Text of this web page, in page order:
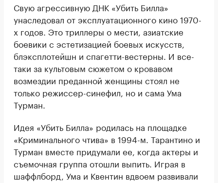
Свую агрессивную ДНК «Убить Билла»
унаследовал от эксплуатационного кино 1970-
х годов. Это триллеры о мести, азиатские
боевики с эстетизацией боевых искусств,
блэксплотейшн и спагетти-вестерны. И все-
таки за культовым сюжетом о кровавом
возмездии преданной женщины стоял не
только режиссер-синефил, но и сама Ума
Турман.
Идея «Убить Билла» родилась на площадке
«Криминального чтива» в 1994-м. Тарантино и
Турман вместе придумали ее, когда актеры и
съемочная группа отошли выпить. Играя в
шаффлборд, Ума и Квентин вдвоем развивали